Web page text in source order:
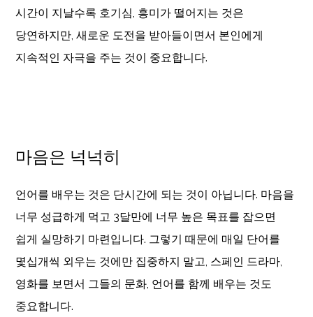
시간이 지날수록 호기심, 흥미가 떨어지는 것은
당연하지만, 새로운 도전을 받아들이면서 본인에게
지속적인 자극을 주는 것이 중요합니다.
마음은 넉넉히
언어를 배우는 것은 단시간에 되는 것이 아닙니다. 마음을
너무 성급하게 먹고 3달만에 너무 높은 목표를 잡으면
쉽게 실망하기 마련입니다. 그렇기 때문에 매일 단어를
몇십개씩 외우는 것에만 집중하지 말고, 스페인 드라마,
영화를 보면서 그들의 문화, 언어를 함께 배우는 것도
중요합니다.